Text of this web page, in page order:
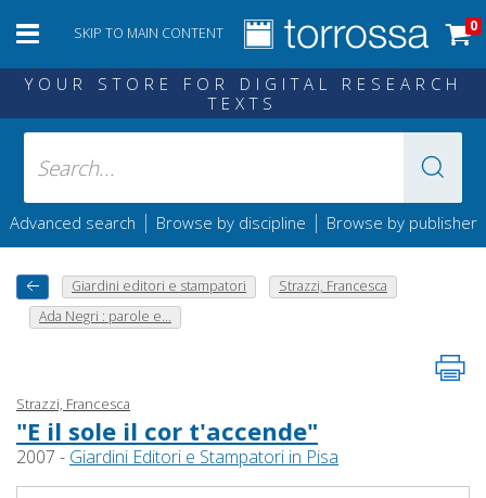
SKIP TO MAIN CONTENT 0
YOUR STORE FOR DIGITAL RESEARCH
TEXTS
Advanced search | Browse by discipline | Browse by publisher
Giardini editori e stampatori
Strazzi, Francesca
Ada Negri : parole e...
Strazzi, Francesca
"E il sole il cor t'accende"
2007 - Giardini Editori e Stampatori in Pisa